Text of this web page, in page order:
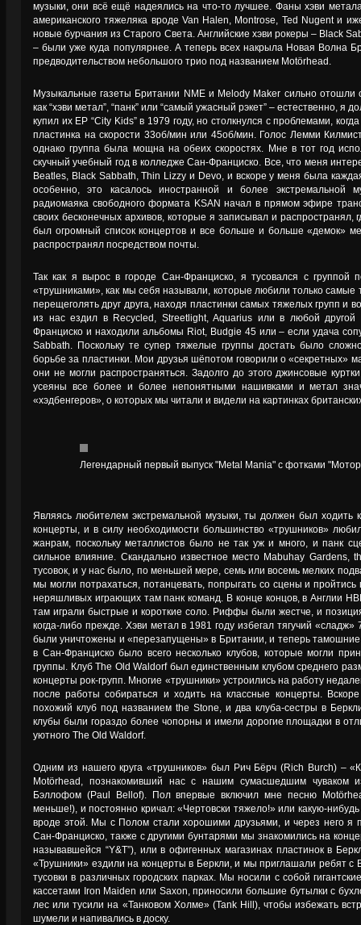
музыки, они всё ещё надеялись на что-то лучшее. Фаны хэви
американского тяжеляка вроде Van Halen, Montrose, Ted Nugent и
новые бурчания из Старого Света. Английские хэви рокеры – Black
– были уже куда популярнее. А теперь всех накрыла Новая Волна
предводительством небольшого трио под названием Motörhead.
Музыкальные газеты Британии NME и Melody Maker сильно отошли
как “хэви метал”, “панк” или “самый ужасный рэкет” – естественно,
купил их EP “City Kids” в 1979 году, но столкнулся с проблемами,
пластинка на скорости 33об/мин или 45об/мин. Голос Лемми
однако группа была мощна на обеих скоростях. Мне в тот год
скучный учебный год в колледже Сан-Франциско. Все, что меня
Beatles, Black Sabbath, Thin Lizzy и Devo, и вскоре у меня была
особенно, это касалось иностранной и более экстремальной
радиомаяка свободного формата KSAN начал в прямом эфире
своих бесконечных архивов, которые я записывал и распространял,
был огромный список концертов и все больше и больше «демок»
распространял посредством почты.
Так как я вырос в городе Сан-Франциско, я тусовался с группой
«трушниками», как мы себя называли, которые любили только самые
перещеголять друг друга, находя пластинки самых тяжелых групп и
из нас ездил в Recycled, Streetlight, Aquarius или в любой другой
Франциско и находили альбомы Riot, Budgie 45 или – если удача
Sabbath. Поскольку те супер тяжелые группы достать было
борьбе за пластинки. Мои друзья шёпотом говорили о «секретных»
они не могли распространяться. Задолго до этого джинсовые
усеяны все более и более непонятными нашивками и метал
«хэдбенгеров», о которых мы читали и видели на картинках
Легендарный первый выпуск "Metal Mania" с фотками
Являясь любителем экстремальной музыки, ты должен был ходить
концерты, и в силу необходимости большинство «трушников»
жанрам, поскольку металлистов было не так уж и много, и панк
сильное влияние. Скандально известное место Mabuhay Gardens,
тусовок, и у нас было, по меньшей мере, семь или восемь мелких
мы могли потрахаться, потанцевать, попрыгать со сцены и
неряшливых играющих там панк команд. В конце концов, в Англии
там играли быстрые и короткие соло. Риффы были жестче, и
когда-либо прежде. Хэви метал в 1981 году избегал тягучий
были уничтожены и «перезапущены» в Британии, и теперь
в Сан-Франциско было всего несколько клубов, которые могли
группы. Клуб The Old Waldorf был единственным клубом среднего
концерты рок-групп. Многие «трушники» устроились на работу
после работы собираться и ходить на классные концерты.
похожий клуб под названием the Stone, и два клуба-сестры в
клубы были гораздо более чопорны и имели дорогие площадки в
уютного The Old Waldorf.
Одним из нашего круга «трушников» был Рич Бёрч (Rich Burch) –
Motörhead, познакомивший нас с нашим сумасшедшим
Бэллофом (Paul Bellof). Пол впервые включил мне песню
меньше!), и постоянно кричал: «Чертовски тяжело!» или какую-
вроде этой. Мы с Полом стали хорошими друзьями, и через него я
Сан-Франциско, также с другими бунтарями мы знакомились на
называвшейся “Y&T”), или в офигенных магазинах пластинок в
«Трушники» ездили на концерты в Беркли, и мы приглашали ребят с
тусовки в различных городских парках. Мы носили с собой
кассетами Iron Maiden или Saxon, приносили большие бутылки с
лес или тусили на «Танковом Холме» (Tank Hill), чтобы избежать
шумели и напивались в доску.